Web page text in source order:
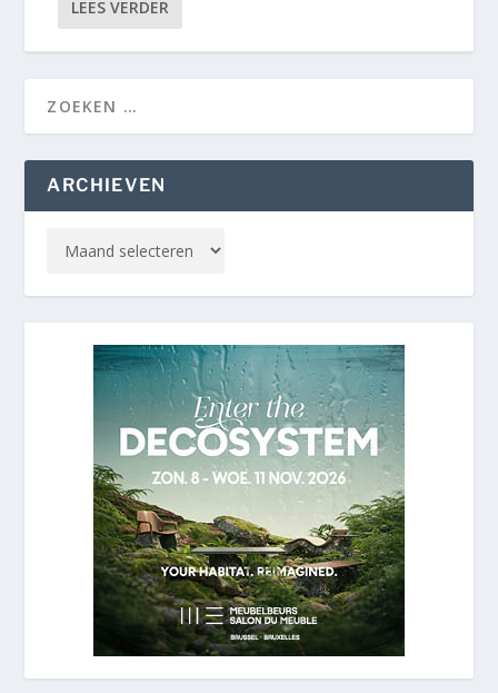
LEES VERDER
ARCHIEVEN